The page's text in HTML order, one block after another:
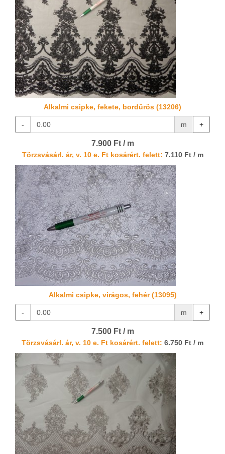
Alkalmi csipke, fekete, bordűrös (13206)
- m +
7.900 Ft / m
Törzsvásárl. ár, v. 10 e. Ft kosárért. felett: 7.110 Ft / m
Alkalmi csipke, virágos, fehér (13095)
- m +
7.500 Ft / m
Törzsvásárl. ár, v. 10 e. Ft kosárért. felett: 6.750 Ft / m